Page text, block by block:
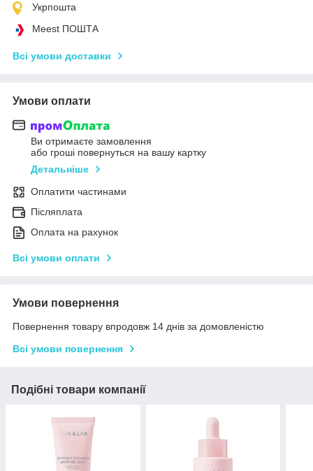
Укрпошта
Meest ПОШТА
Всі умови доставки
Умови оплати
Ви отримаєте замовлення
або гроші повернуться на вашу картку
Детальніше
Оплатити частинами
Післяплата
Оплата на рахунок
Всі умови оплати
Умови повернення
Повернення товару впродовж 14 днів за домовленістю
Всі умови повернення
Подібні товари компанії